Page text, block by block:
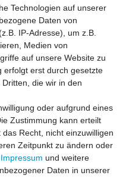
handelt es sich um ein Pflichtfeld.
Technologien auf unserer
Daten von
IP-Adresse), um z.B.
Medien von
auf unsere Website zu
erfolgt erst durch gesetzte
die wir in den
oder aufgrund eines
Zustimmung kann erteilt
Recht, nicht einzuwilligen
Zeitpunkt zu ändern oder
Impressum und weitere
Daten in unserer